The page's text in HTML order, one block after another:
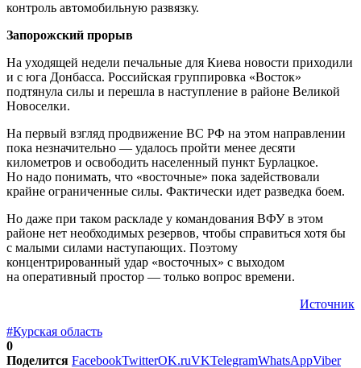
контроль автомобильную развязку.
Запорожский прорыв
На уходящей недели печальные для Киева новости приходили
и с юга Донбасса. Российская группировка «Восток»
подтянула силы и перешла в наступление в районе Великой
Новоселки.
На первый взгляд продвижение ВС РФ на этом направлении
пока незначительно — удалось пройти менее десяти
километров и освободить населенный пункт Бурлацкое.
Но надо понимать, что «восточные» пока задействовали
крайне ограниченные силы. Фактически идет разведка боем.
Но даже при таком раскладе у командования ВФУ в этом
районе нет необходимых резервов, чтобы справиться хотя бы
с малыми силами наступающих. Поэтому
концентрированный удар «восточных» с выходом
на оперативный простор — только вопрос времени.
Источник
#Курская область
0
Поделится FacebookTwitterOK.ruVKTelegramWhatsAppViber